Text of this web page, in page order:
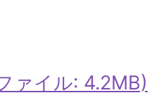
ァイル: 4.2MB)